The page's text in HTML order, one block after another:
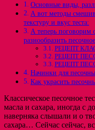
Основные виды,
А вот методы
текстуру и вкус теста:
А теперь поговорим
разнообразить
РЕЦЕПТ
РЕЦЕПТ
РЕЦЕПТ
Начинки для
Как украсить
Классическое песочное
масла и сахара, иногда с
наверняка слышали и о
сахара… Сейчас сейчас,